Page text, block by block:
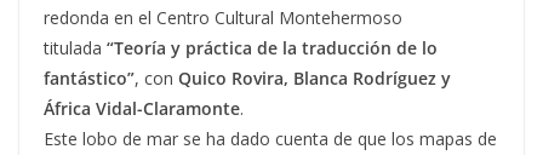
redonda en el Centro Cultural Montehermoso
titulada “Teoría y práctica de la traducción de lo
fantástico”, con Quico Rovira, Blanca Rodríguez y
África Vidal-Claramonte.
Este lobo de mar se ha dado cuenta de que los mapas de